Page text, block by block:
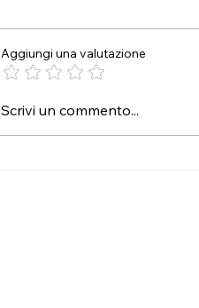
Paura vs. Ansia, Stress e
Aggiungi una valutazione
Scrivi un commento...